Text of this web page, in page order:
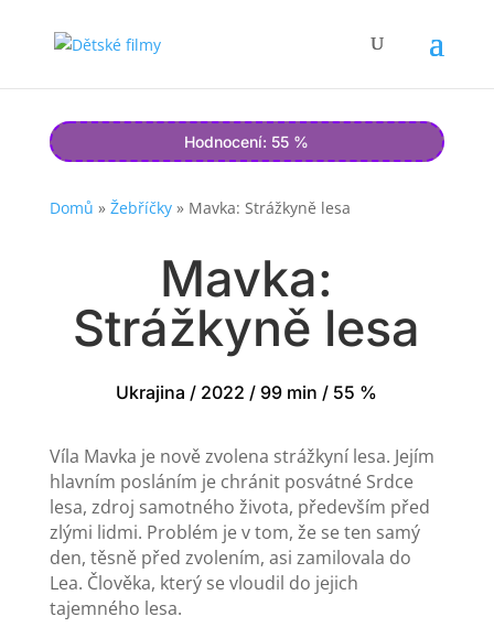
Hodnocení: 55 %
Domů » Žebříčky» Mavka: Strážkyně lesa
Mavka:
Strážkyně lesa
Ukrajina / 2022 / 99 min / 55 %
Víla Mavka je nově zvolena strážkyní lesa. Jejím
hlavním posláním je chránit posvátné Srdce
lesa, zdroj samotného života, především před
zlými lidmi. Problém je v tom, že se ten samý
den, těsně před zvolením, asi zamilovala do
Lea. Člověka, který se vloudil do jejich
tajemného lesa.